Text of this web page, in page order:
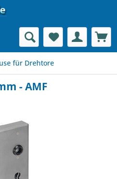
für Drehtore
- AMF